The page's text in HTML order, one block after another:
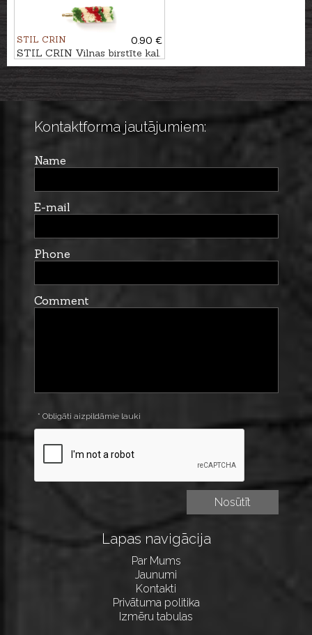
STIL CRIN
0.90 €
STIL CRIN Vilnas birstīte kal.
.12/.16
Kontaktforma jautājumiem:
Name
E-mail
Phone
Comment
* Obligāti aizpildāmie lauki
Lapas navigācija
Par Mums
Jaunumi
Kontakti
Privātuma politika
Izmēru tabulas